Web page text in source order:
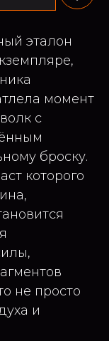
эталон
момент
с
броску.
которого
не просто
и